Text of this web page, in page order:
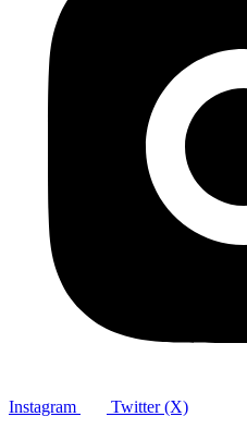
Instagram Twitter (X)